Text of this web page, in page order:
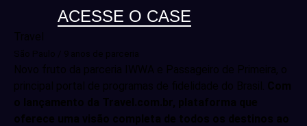
ACESSE O CASE
Travel
São Paulo / 9 anos de parceria
Novo fruto da parceria IWWA e Passageiro de Primeira, o
principal portal de programas de fidelidade do Brasil. Com
o lançamento da Travel.com.br, plataforma que
oferece uma visão completa de todos os destinos ao